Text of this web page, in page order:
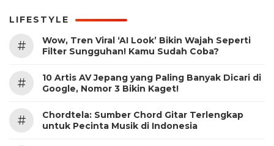
LIFESTYLE
#
Wow, Tren Viral ‘AI Look’ Bikin Wajah Seperti
Filter Sungguhan! Kamu Sudah Coba?
#
10 Artis AV Jepang yang Paling Banyak Dicari di
Google, Nomor 3 Bikin Kaget!
#
Chordtela: Sumber Chord Gitar Terlengkap
untuk Pecinta Musik di Indonesia